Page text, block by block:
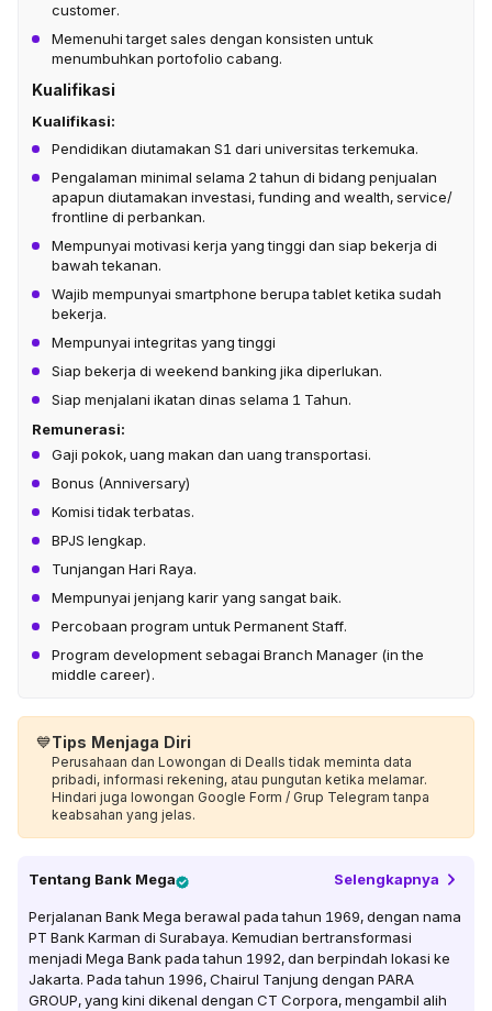
customer.
Memenuhi target sales dengan konsisten untuk
menumbuhkan portofolio cabang.
Kualifikasi
Kualifikasi:
Pendidikan diutamakan S1 dari universitas terkemuka.
Pengalaman minimal selama 2 tahun di bidang penjualan
apapun diutamakan investasi, funding and wealth, service/
frontline di perbankan.
Mempunyai motivasi kerja yang tinggi dan siap bekerja di
bawah tekanan.
Wajib mempunyai smartphone berupa tablet ketika sudah
bekerja.
Mempunyai integritas yang tinggi
Siap bekerja di weekend banking jika diperlukan.
Siap menjalani ikatan dinas selama 1 Tahun.
Remunerasi:
Gaji pokok, uang makan dan uang transportasi.
Bonus (Anniversary)
Komisi tidak terbatas.
BPJS lengkap.
Tunjangan Hari Raya.
Mempunyai jenjang karir yang sangat baik.
Percobaan program untuk Permanent Staff.
Program development sebagai Branch Manager (in the
middle career).
💙Tips Menjaga Diri
Perusahaan dan Lowongan di Dealls tidak meminta data
pribadi, informasi rekening, atau pungutan ketika melamar.
Hindari juga lowongan Google Form / Grup Telegram tanpa
keabsahan yang jelas.
Tentang Bank Mega Selengkapnya
Perjalanan Bank Mega berawal pada tahun 1969, dengan nama
PT Bank Karman di Surabaya. Kemudian bertransformasi
menjadi Mega Bank pada tahun 1992, dan berpindah lokasi ke
Jakarta. Pada tahun 1996, Chairul Tanjung dengan PARA
GROUP, yang kini dikenal dengan CT Corpora, mengambil alih